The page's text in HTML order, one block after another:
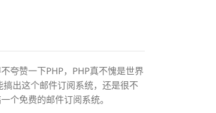
夸赞一下PHP，PHP真不愧是世界
出这个邮件订阅系统，还是很不
个免费的邮件订阅系统。